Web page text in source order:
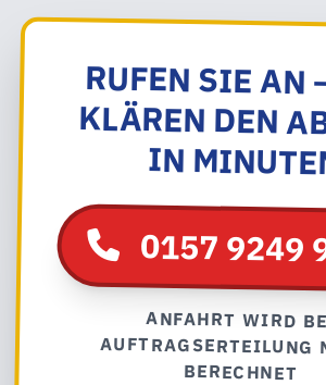
RUFEN SIE AN
KLÄREN DEN
IN
0157 9249
ANFAHRT WIRD
AUFTRAGSERTEILUNG
BERECHNET